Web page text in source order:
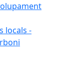
locals -